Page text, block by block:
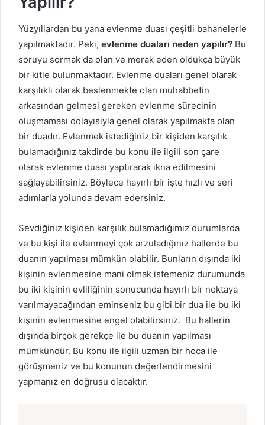
Yüzyıllardan bu yana evlenme duası çeşitli bahanelerle
yapılmaktadır. Peki, evlenme duaları neden yapılır? Bu
soruyu sormak da olan ve merak eden oldukça büyük
bir kitle bulunmaktadır. Evlenme duaları genel olarak
karşılıklı olarak beslenmekte olan muhabbetin
arkasından gelmesi gereken evlenme sürecinin
oluşmaması dolayısıyla genel olarak yapılmakta olan
bir duadır. Evlenmek istediğiniz bir kişiden karşılık
bulamadığınız takdirde bu konu ile ilgili son çare
olarak evlenme duası yaptırarak ikna edilmesini
sağlayabilirsiniz. Böylece hayırlı bir işte hızlı ve seri
adımlarla yolunda devam edersiniz.
Sevdiğiniz kişiden karşılık bulamadığımız durumlarda
ve bu kişi ile evlenmeyi çok arzuladığınız hallerde bu
duanın yapılması mümkün olabilir. Bunların dışında iki
kişinin evlenmesine mani olmak istemeniz durumunda
bu iki kişinin evliliğinin sonucunda hayırlı bir noktaya
varılmayacağından eminseniz bu gibi bir dua ile bu iki
kişinin evlenmesine engel olabilirsiniz. Bu hallerin
dışında birçok gerekçe ile bu duanın yapılması
mümkündür. Bu konu ile ilgili uzman bir hoca ile
görüşmeniz ve bu konunun değerlendirmesini
yapmanız en doğrusu olacaktır.